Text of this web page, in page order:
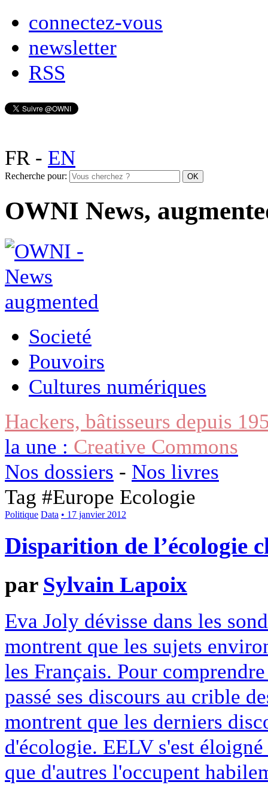
connectez-vous
newsletter
RSS
FR- EN
Recherche pour:
OWNI News,
Societé
Pouvoirs
Cultures numériques
Hackers, bâtisseurs depuis
la une : Creative Commons
Nos dossiers - Nos livres
Tag #Europe Ecologie
Politique Data • 17 janvier 2012
Disparition de l’écologie
par Sylvain Lapoix
Eva Joly dévisse dans les
montrent que les sujets
les Français. Pour
passé ses discours au crible
montrent que les derniers
d'écologie. EELV s'est
que d'autres l'occupent